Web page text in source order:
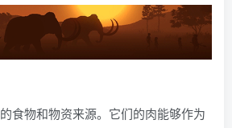
食物和物资来源。它们的肉能够作为